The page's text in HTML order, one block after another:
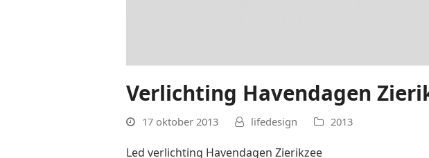
Verlichting Havendagen
17 oktober 2013 lifedesign 2013
Led verlichting Havendagen Zierikzee